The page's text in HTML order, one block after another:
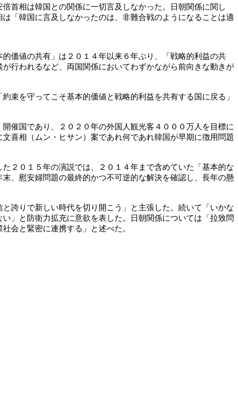
首相は韓国との関係に一切言及しなかった。日朝関係に関し
「韓国に言及しなかったのは、非難合戦のようになることは適
価値の共有」は２０１４年以来６年ぶり、「戦略的利益の共
行われるなど、両国関係においてわずかながら前向きな動きが
束を守ってこそ基本的価値と戦略的利益を共有する国に戻る」
催国であり、２０２０年の外国人観光客４０００万人を目標に
喜相（ムン・ヒサン）案であれ何であれ韓国が早期に徴用問題
２０１５年の演説では、２０１４年まで含めていた「基本的な
、慰安婦問題の最終的かつ不可逆的な解決を確認し、長年の懸
誇りで新しい時代を切り開こう」と主張した。続いて「いかな
」と防衛力拡充に意欲を表した。日朝関係については「拉致問
会と緊密に連携する」と述べた。